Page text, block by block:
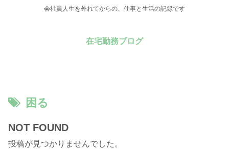
会社員人生を外れてからの、仕事と生活の記録です
在宅勤務ブログ
困る
NOT FOUND
投稿が見つかりませんでした。